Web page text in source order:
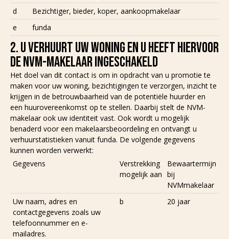
d
Bezichtiger, bieder, koper, aankoopmakelaar
e
funda
2. U VERHUURT UW WONING EN U HEEFT HIERVOOR
DE NVM-MAKELAAR INGESCHAKELD
Het doel van dit contact is om in opdracht van u promotie te
maken voor uw woning, bezichtigingen te verzorgen, inzicht te
krijgen in de betrouwbaarheid van de potentiële huurder en
een huurovereenkomst op te stellen. Daarbij stelt de NVM-
makelaar ook uw identiteit vast. Ook wordt u mogelijk
benaderd voor een makelaarsbeoordeling en ontvangt u
verhuurstatistieken vanuit funda. De volgende gegevens
kunnen worden verwerkt:
Gegevens
Verstrekking
mogelijk aan
Bewaartermijn
bij
NVMmakelaar
Uw naam, adres en
contactgegevens zoals uw
telefoonnummer en e-
mailadres.
b 20 jaar